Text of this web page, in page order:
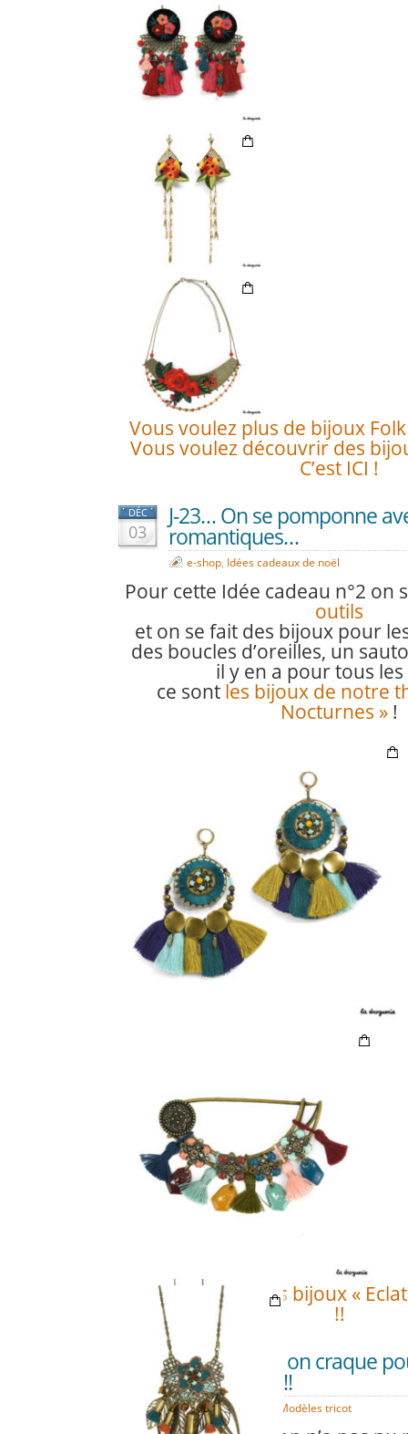
Vous voulez plus de bijoux Folk
Vous voulez découvrir des
C’est ICI !
DÉC
03
J-23… On se pomponne
romantiques…
e-shop, Idées cadeaux de noël
Pour cette Idée cadeau n°2
outils
et on se fait des bijoux pour
des boucles d’oreilles, un
il y en a pour tous les
ce sont les bijoux de notre
Nocturnes » !
Retrouvez tous les bijoux «
!!
Après le pull, on craque
« Coquette » !!
Coquette, Modèles tricot